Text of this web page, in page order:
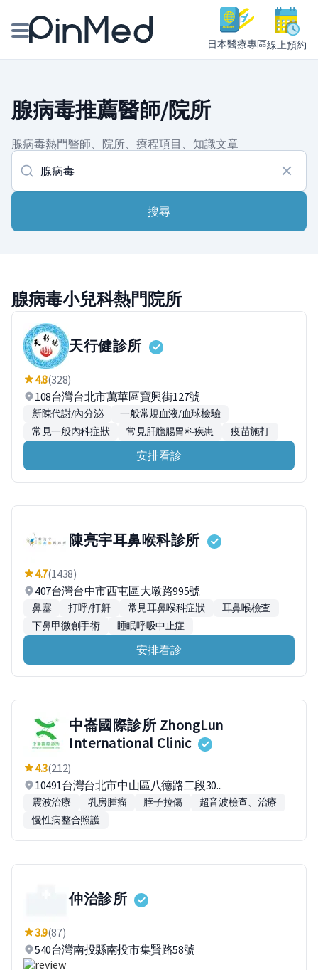
日本醫療專區線上預約
醫師專欄專訪
健康主題館
我是醫療人員
腺病毒推薦醫師/院所
腺病毒熱門醫師、院所、療程項目、知識文章
搜尋
腺病毒小兒科熱門院所
天行健診所
4.8(328)
108台灣台北市萬華區寶興街127號
新陳代謝/內分泌
一般常規血液/血球檢驗
常見一般內科症狀
常見肝膽腸胃科疾患 疫苗施打
安排看診
陳亮宇耳鼻喉科診所
4.7(1438)
407台灣台中市西屯區大墩路995號
鼻塞 打呼/打鼾 常見耳鼻喉科症狀
耳鼻喉檢查
下鼻甲微創手術
睡眠呼吸中止症
安排看診
中崙國際診所 ZhongLun
International Clinic
4.3(212)
10491台灣台北市中山區八德路二段30...
震波治療 乳房腫瘤 脖子拉傷
超音波檢查、治療
慢性病整合照護
仲治診所
3.9(87)
540台灣南投縣南投市集賢路58號